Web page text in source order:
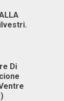
Di